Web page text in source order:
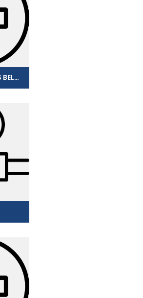
PHARMACIE SELAS BELOSANTE